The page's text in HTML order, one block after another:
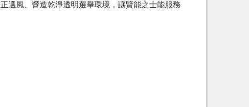
選風、營造乾淨透明選舉環境，讓賢能之士能服務